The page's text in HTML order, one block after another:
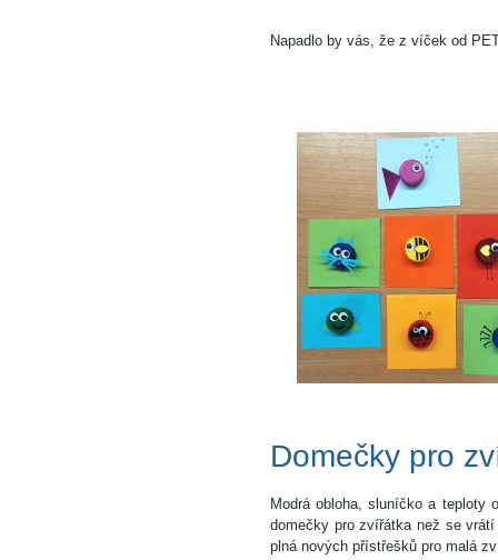
Napadlo by vás, že z víček od
Domečky pro
Modrá obloha, sluníčko a teploty
domečky pro zvířátka než se
plná nových přístřešků pro malá